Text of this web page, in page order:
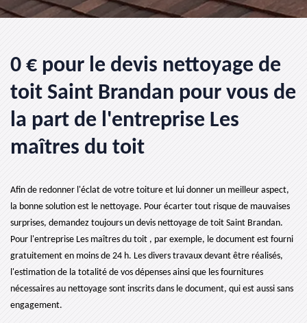
0 € pour le devis nettoyage de
toit Saint Brandan pour vous de
la part de l'entreprise Les
maîtres du toit
Afin de redonner l'éclat de votre toiture et lui donner un meilleur aspect,
la bonne solution est le nettoyage. Pour écarter tout risque de mauvaises
surprises, demandez toujours un devis nettoyage de toit Saint Brandan.
Pour l'entreprise Les maîtres du toit , par exemple, le document est fourni
gratuitement en moins de 24 h. Les divers travaux devant être réalisés,
l'estimation de la totalité de vos dépenses ainsi que les fournitures
nécessaires au nettoyage sont inscrits dans le document, qui est aussi sans
engagement.